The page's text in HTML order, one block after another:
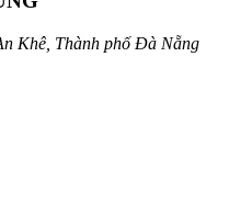
Khê, Thành phố Đà Nẵng